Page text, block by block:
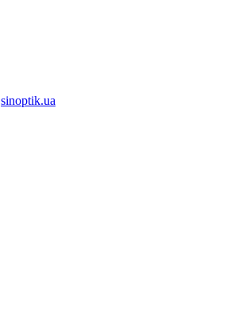
sinoptik.ua